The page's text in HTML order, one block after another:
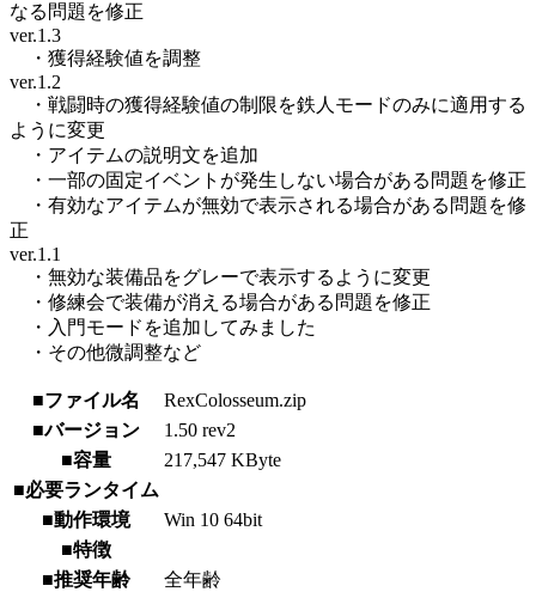
なる問題を修正
ver.1.3
・獲得経験値を調整
ver.1.2
・戦闘時の獲得経験値の制限を鉄人モードのみに適用する
ように変更
・アイテムの説明文を追加
・一部の固定イベントが発生しない場合がある問題を修正
・有効なアイテムが無効で表示される場合がある問題を修
正
ver.1.1
・無効な装備品をグレーで表示するように変更
・修練会で装備が消える場合がある問題を修正
・入門モードを追加してみました
・その他微調整など
■ファイル名
RexColosseum.zip
■バージョン
1.50 rev2
■容量
217,547 KByte
■必要ランタイム
■動作環境
Win 10 64bit
■特徴
■推奨年齢
全年齢